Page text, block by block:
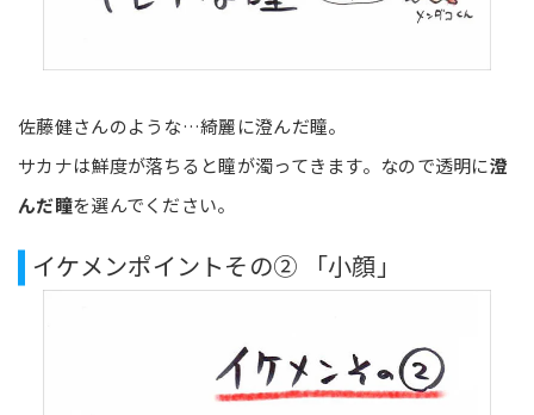
佐藤健さんのような…綺麗に澄んだ瞳。
サカナは鮮度が落ちると瞳が濁ってきます。なので透明に澄
んだ瞳を選んでください。
イケメンポイントその② 「小顔」